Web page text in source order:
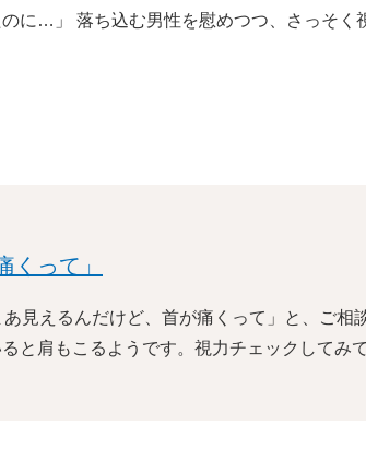
に…」 落ち込む男性を慰めつつ、さっそく
くって」
見えるんだけど、首が痛くって」と、ご相
と肩もこるようです。視力チェックしてみ